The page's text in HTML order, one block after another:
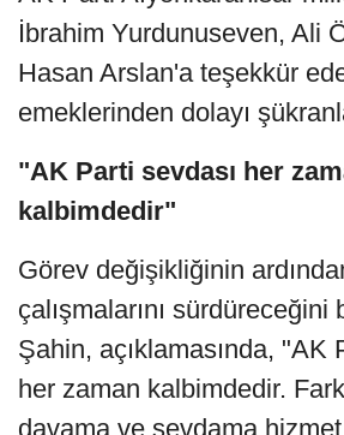
İbrahim Yurdunuseven, Ali
Hasan Arslan'a teşekkür
emeklerinden dolayı
"AK Parti sevdası her
kalbimdedir"
Görev değişikliğinin
çalışmalarını
Şahin, açıklamasında, "AK
her zaman kalbimdedir.
davama ve sevdama